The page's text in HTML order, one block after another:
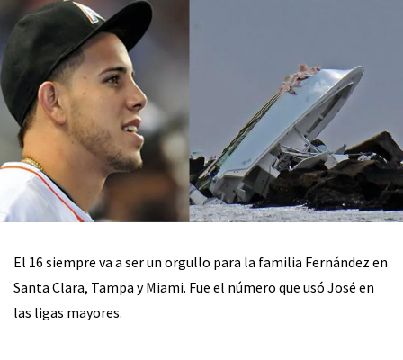
El 16 siempre va a ser un orgullo para la familia Fernández en
Santa Clara, Tampa y Miami. Fue el número que usó José en
las ligas mayores.